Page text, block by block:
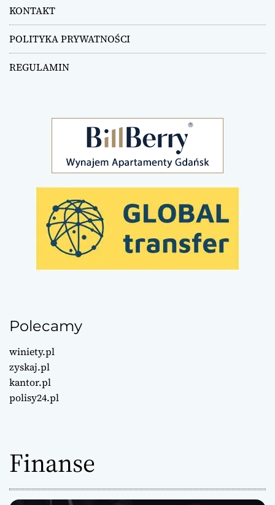
KONTAKT
POLITYKA PRYWATNOŚCI
REGULAMIN
Polecamy
winiety.pl
zyskaj.pl
kantor.pl
polisy24.pl
Finanse